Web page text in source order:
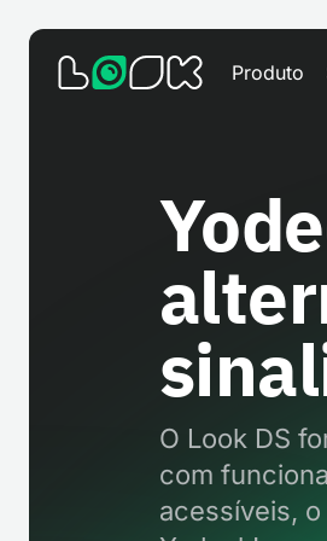
Produto
O Look DS
com
acessíveis,